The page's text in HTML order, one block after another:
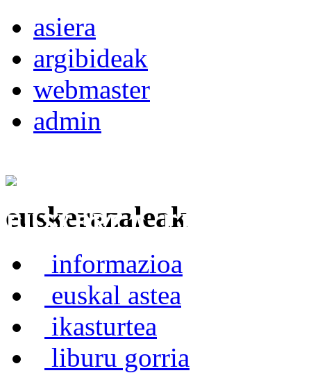
asiera
argibideak
webmaster
admin
Euskerea Erabilte
euskerazaleak
informazioa
euskal astea
ikasturtea
liburu gorria